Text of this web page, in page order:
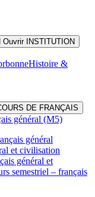
Ouvrir INSTITUTION
Histoire &
DE FRANÇAIS
général (M5)
général
et civilisation
général et
semestriel – français